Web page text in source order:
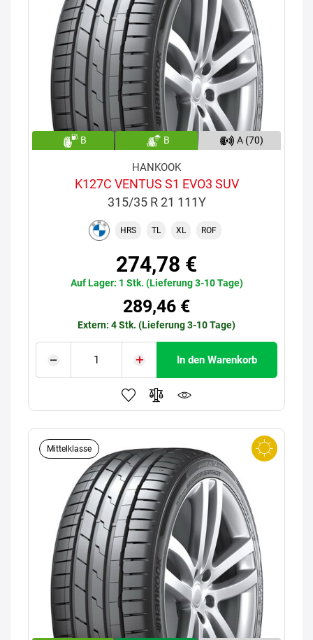
B B A (70)
HANKOOK
K127C VENTUS S1 EVO3 SUV
315/35 R 21 111Y
HRS TL XL ROF
274,78 €
Auf Lager: 1 Stk. (Lieferung 3-10 Tage)
289,46 €
Extern: 4 Stk. (Lieferung 3-10 Tage)
In den Warenkorb
Mittelklasse